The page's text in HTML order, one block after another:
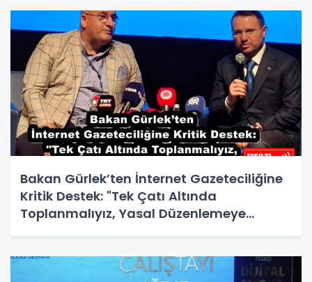
Bakan Gürlek’ten İnternet Gazeteciliğine
Kritik Destek: "Tek Çatı Altında
Toplanmalıyız, Yasal Düzenlemeye